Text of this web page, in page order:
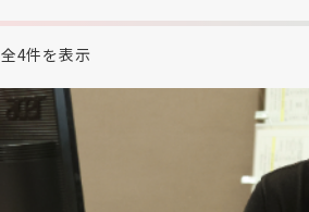
全4件を表示